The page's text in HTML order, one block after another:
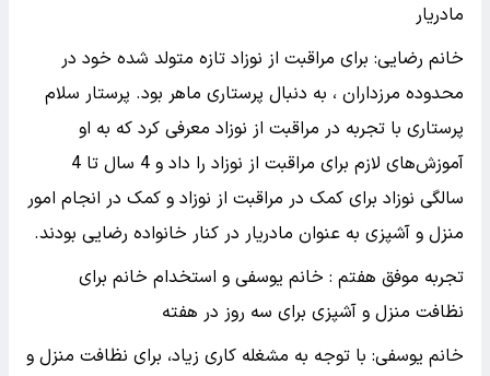
مادریار
خانم رضایی: برای مراقبت از نوزاد تازه متولد شده خود در
محدوده مرزداران ، به دنبال پرستاری ماهر بود. پرستار سلام
پرستاری با تجربه در مراقبت از نوزاد معرفی کرد که به او
آموزش‌های لازم برای مراقبت از نوزاد را داد و 4 سال تا 4
سالگی نوزاد برای کمک در مراقبت از نوزاد و کمک در انجام امور
منزل و آشپزی به عنوان مادریار در کنار خانواده رضایی بودند.
تجربه موفق هفتم : خانم یوسفی و استخدام خانم برای
نظافت منزل و آشپزی برای سه روز در هفته
خانم یوسفی: با توجه به مشغله کاری زیاد، برای نظافت منزل و